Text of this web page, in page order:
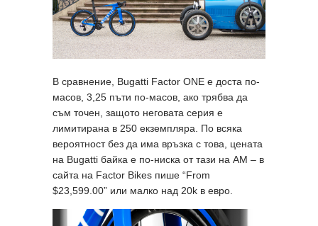
В сравнение, Bugatti Factor ONE е доста по-
масов, 3,25 пъти по-масов, ако трябва да
съм точен, защото неговата серия е
лимитирана в 250 екземпляра. По всяка
вероятност без да има връзка с това, цената
на Bugatti байка е по-ниска от тази на AM – в
сайта на Factor Bikes пише “From
$23,599.00” или малко над 20k в евро.